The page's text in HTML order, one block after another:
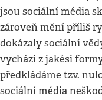
jsou sociální média
zároveň mění příliš
dokázaly sociální
vychází z jakési
předkládáme tzv.
sociální média